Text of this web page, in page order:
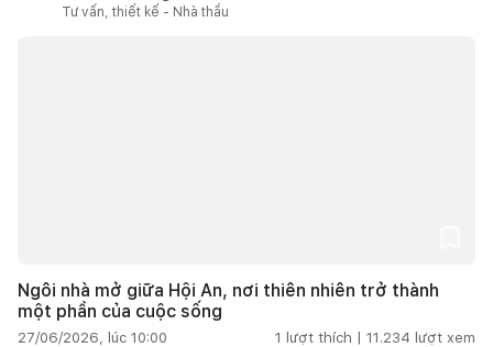
Tư vấn, thiết kế - Nhà thầu
Ngôi nhà mở giữa Hội An, nơi thiên nhiên trở thành
một phần của cuộc sống
27/06/2026, lúc 10:00 1 lượt thích | 11.234 lượt xem